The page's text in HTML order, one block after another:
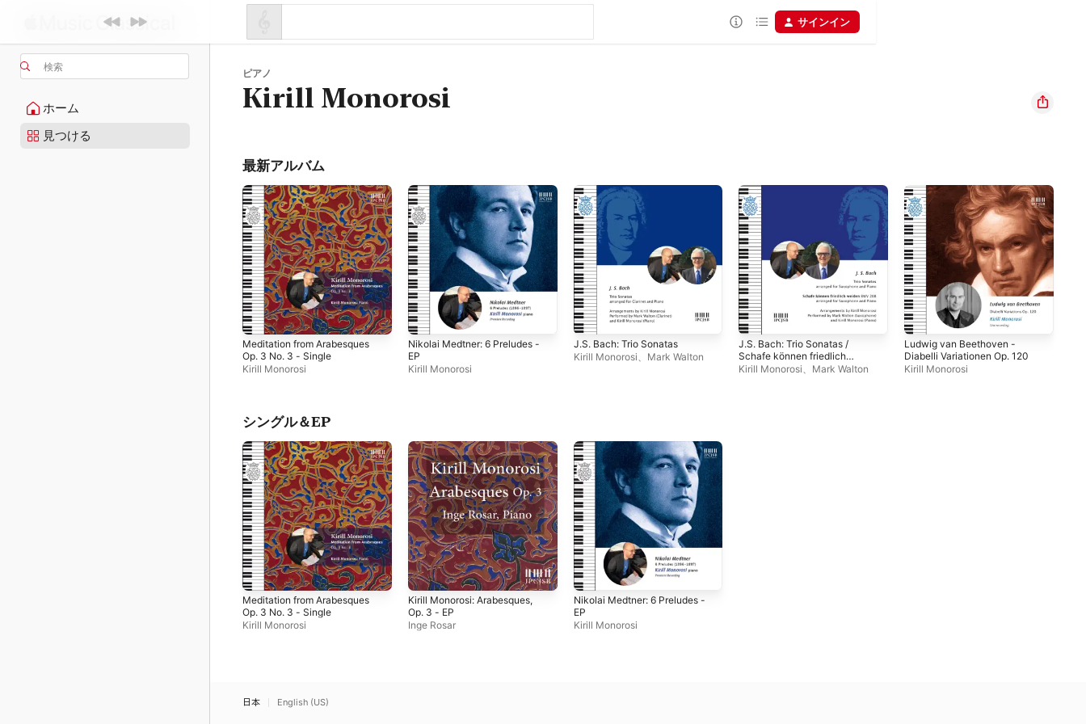
検索
ホーム
見つける
サインイン
ピアノ
Kirill Monorosi
最新アルバム
Meditation from Arabesques
Op. 3 No. 3 - Single
Kirill Monorosi
Nikolai Medtner: 6 Preludes -
EP
Kirill Monorosi
J.S. Bach: Trio Sonatas
Kirill Monorosi
Mark Walton
J.S. Bach: Trio Sonatas /
Schafe können friedlich
weiden BWV 208
Kirill Monorosi Mark Walton
Ludwig van Beethoven -
Diabelli Variationen Op. 120
Kirill Monorosi
シングル＆EP
Meditation from Arabesques
Op. 3 No. 3 - Single
Kirill Monorosi
Kirill Monorosi: Arabesques,
Op. 3 - EP
Inge Rosar
Nikolai Medtner: 6 Preludes -
EP
Kirill Monorosi
日本 English (US)